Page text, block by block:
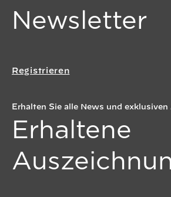
Newsletter
Registrieren
Erhalten Sie alle News und exklusiven
Erhaltene